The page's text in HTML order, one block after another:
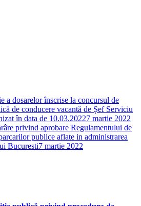
a dosarelor înscrise la concursul de
de conducere vacantă de Șef Serviciu
în data de 10.03.20227 martie 2022
privind aprobare Regulamentului de
publice aflate in administrarea
Bucuresti7 martie 2022